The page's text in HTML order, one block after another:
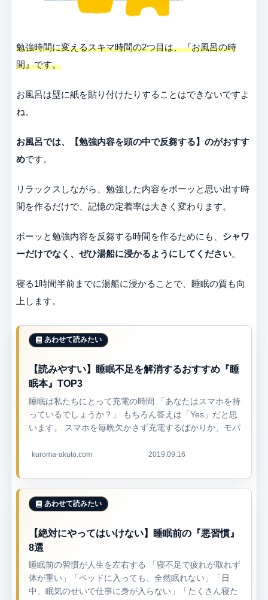
勉強時間に変えるスキマ時間の2つ目は、『お風呂の時
間』です。
お風呂は壁に紙を貼り付けたりすることはできないですよ
ね。
お風呂では、【勉強内容を頭の中で反芻する】のがおすす
めです。
リラックスしながら、勉強した内容をボーッと思い出す時
間を作るだけで、記憶の定着率は大きく変わります。
ボーッと勉強内容を反芻する時間を作るためにも、 シャワ
ーだけでなく、ぜひ湯船に浸かるようにしてください。
寝る1時間半前までに湯船に浸かることで、睡眠の質も向
上します。
【読みやすい】睡眠不足を解消するおすすめ『睡
眠本』TOP3
睡眠は私たちにとって充電の時間 「あなたはスマホを持
っているでしょうか？」 もちろん答えは「Yes」だと思
います。 スマホを毎晩欠かさず充電するばかりか、モバ
人も多いですよね。なぜなら...
kuroma-akuto.com 2019.09.16
【絶対にやってはいけない】睡眠前の『悪習慣』
8選
睡眠前の習慣が人生を左右する 「寝不足で疲れが取れず
体が重い」「ベッドに入っても、全然眠れない」「日
中、眠気のせいで仕事に身が入らない」「たくさん寝た